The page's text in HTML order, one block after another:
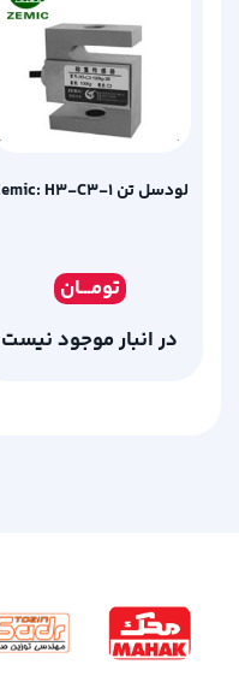
لودسل تن Zemic: H3-C3-1
تومـــان
در انبار موجود نیست